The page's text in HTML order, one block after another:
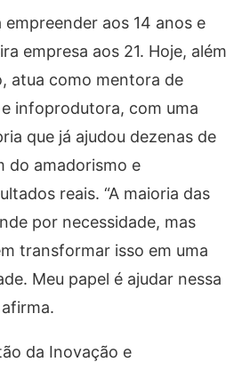
empreender aos 14 anos e
empresa aos 21. Hoje, além
atua como mentora de
infoprodutora, com uma
que já ajudou dezenas de
do amadorismo e
reais. “A maioria das
por necessidade, mas
transformar isso em uma
Meu papel é ajudar nessa
da Inovação e